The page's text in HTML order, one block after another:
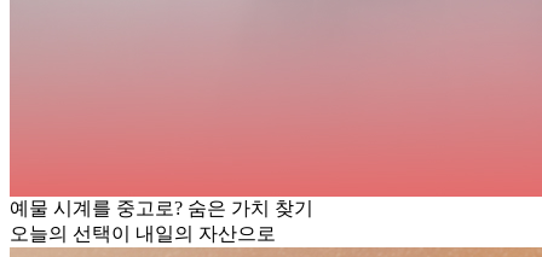
예물 시계를 중고로? 숨은 가치 찾기
오늘의 선택이 내일의 자산으로